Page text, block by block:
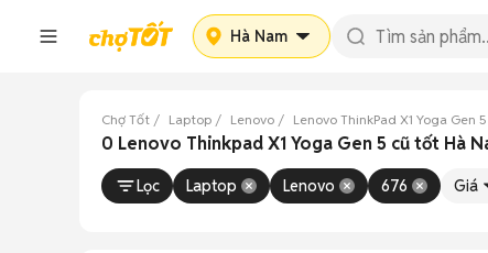
Hà Nam
Chợ Tốt Laptop Lenovo Lenovo ThinkPad X1 Yoga Gen 5
0 Lenovo Thinkpad X1 Yoga Gen 5 cũ tốt Hà
Lọc Laptop Lenovo 676 Giá